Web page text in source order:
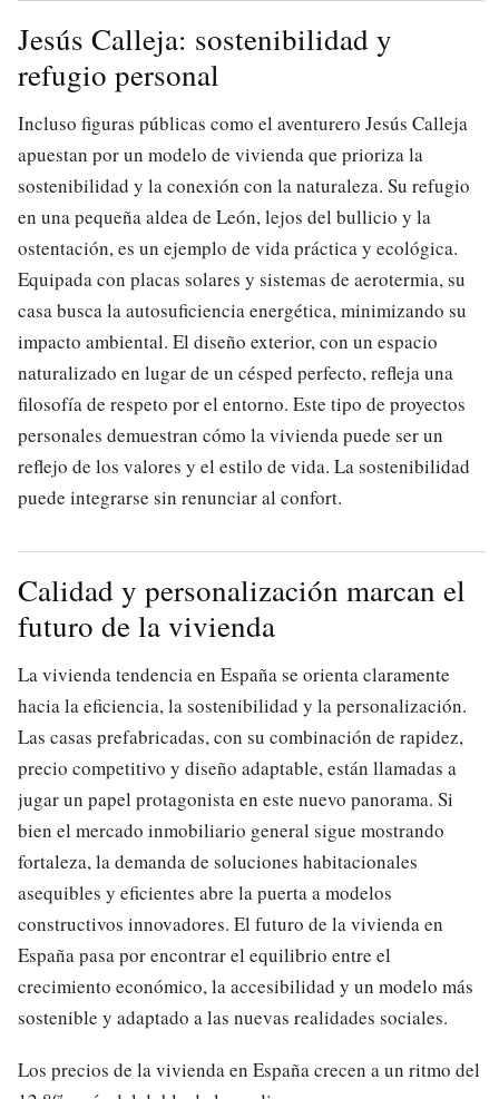
Jesús Calleja: sostenibilidad y
refugio personal
Incluso figuras públicas como el aventurero Jesús Calleja
apuestan por un modelo de vivienda que prioriza la
sostenibilidad y la conexión con la naturaleza. Su refugio
en una pequeña aldea de León, lejos del bullicio y la
ostentación, es un ejemplo de vida práctica y ecológica.
Equipada con placas solares y sistemas de aerotermia, su
casa busca la autosuficiencia energética, minimizando su
impacto ambiental. El diseño exterior, con un espacio
naturalizado en lugar de un césped perfecto, refleja una
filosofía de respeto por el entorno. Este tipo de proyectos
personales demuestran cómo la vivienda puede ser un
reflejo de los valores y el estilo de vida. La sostenibilidad
puede integrarse sin renunciar al confort.
Calidad y personalización marcan el
futuro de la vivienda
La vivienda tendencia en España se orienta claramente
hacia la eficiencia, la sostenibilidad y la personalización.
Las casas prefabricadas, con su combinación de rapidez,
precio competitivo y diseño adaptable, están llamadas a
jugar un papel protagonista en este nuevo panorama. Si
bien el mercado inmobiliario general sigue mostrando
fortaleza, la demanda de soluciones habitacionales
asequibles y eficientes abre la puerta a modelos
constructivos innovadores. El futuro de la vivienda en
España pasa por encontrar el equilibrio entre el
crecimiento económico, la accesibilidad y un modelo más
sostenible y adaptado a las nuevas realidades sociales.
Los precios de la vivienda en España crecen a un ritmo del